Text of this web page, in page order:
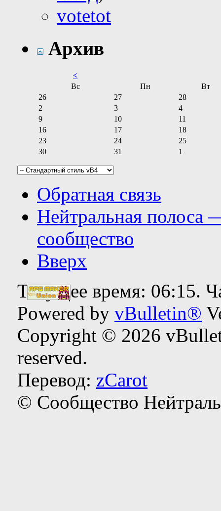
votetot
Архив
<
Вс
Пн
Вт
26
27
28
2
3
4
9
10
11
16
17
18
23
24
25
30
31 1
Обратная связь
Нейтральная полоса
сообщество
Вверх
Текущее время: 06:15.
Powered by vBulletin®
Copyright © 2026
reserved.
Перевод: zCarot
© Сообщество